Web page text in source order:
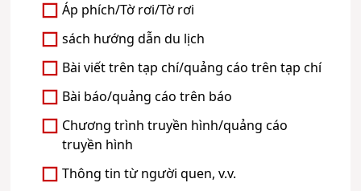
Áp phích/Tờ rơi/Tờ rơi
sách hướng dẫn du lịch
Bài viết trên tạp chí/quảng cáo trên tạp chí
Bài báo/quảng cáo trên báo
Chương trình truyền hình/quảng cáo
truyền hình
Thông tin từ người quen, v.v.